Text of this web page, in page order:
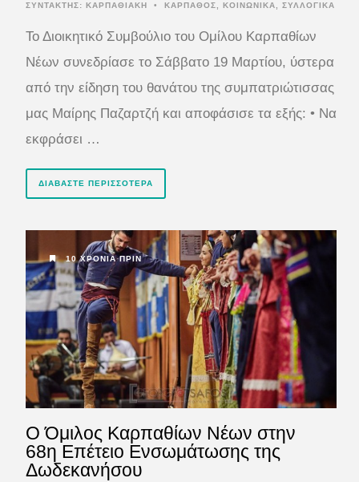
ΣΥΝΤΆΚΤΗΣ: ΚΑΡΠΑΘΙΑΚΗ • ΚΑΡΠΑΘΟΣ, ΚΟΙΝΩΝΙΚΑ, ΣΥΛΛΟΓΙΚΑ
Το Διοικητικό Συμβούλιο του Ομίλου Καρπαθίων
Νέων συνεδρίασε το Σάββατο 19 Μαρτίου, ύστερα
από την είδηση του θανάτου της συμπατριώτισσας
μας Μαίρης Παζαρτζή και αποφάσισε τα εξής: • Να
εκφράσει …
ΔΙΑΒΆΣΤΕ ΠΕΡΙΣΣΌΤΕΡΑ
10 ΧΡΌΝΙΑ ΠΡΙΝ
Ο Όμιλος Καρπαθίων Νέων στην
68η Επέτειο Ενσωμάτωσης της
Δωδεκανήσου